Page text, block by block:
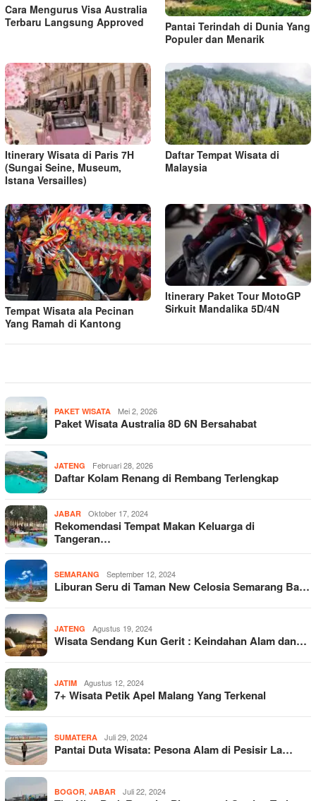
Cara Mengurus Visa Australia
Terbaru Langsung Approved
Pantai Terindah di Dunia Yang
Populer dan Menarik
Itinerary Wisata di Paris 7H
(Sungai Seine, Museum,
Istana Versailles)
Daftar Tempat Wisata di
Malaysia
Tempat Wisata ala Pecinan
Yang Ramah di Kantong
Itinerary Paket Tour MotoGP
Sirkuit Mandalika 5D/4N
PAKET WISATA Mei 2, 2026
Paket Wisata Australia 8D 6N Bersahabat
JATENG Februari 28, 2026
Daftar Kolam Renang di Rembang Terlengkap
JABAR Oktober 17, 2024
Rekomendasi Tempat Makan Keluarga di
Tangeran…
SEMARANG September 12, 2024
Liburan Seru di Taman New Celosia Semarang Ba…
JATENG Agustus 19, 2024
Wisata Sendang Kun Gerit : Keindahan Alam dan…
JATIM Agustus 12, 2024
7+ Wisata Petik Apel Malang Yang Terkenal
SUMATERA Juli 29, 2024
Pantai Duta Wisata: Pesona Alam di Pesisir La…
BOGOR JABAR Juli 22, 2024